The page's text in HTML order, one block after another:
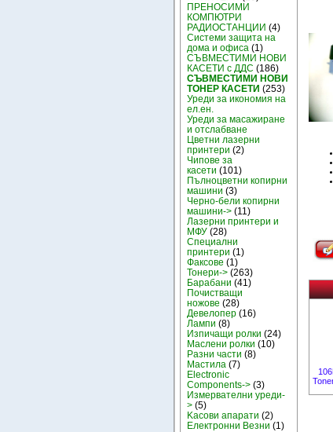
ПРЕНОСИМИ
КОМПЮТРИ
РАДИОСТАНЦИИ (4)
Системи защита на
дома и офиса (1)
СЪВМЕСТИМИ НОВИ
КАСЕТИ с ДДС (186)
СЪВМЕСТИМИ НОВИ
ТОНЕР КАСЕТИ (253)
Уреди за икономия на
ел.ен.
Уреди за масажиране
и отслабване
Цветни лазерни
принтери (2)
Чипове за
касети (101)
Пълноцветни копирни
машини (3)
Черно-бели копирни
машини-> (11)
Лазерни принтери и
МФУ (28)
Специални
принтери (1)
Факсове (1)
Тонери-> (263)
Барабани (41)
Почистващи
ножове (28)
Девелопер (16)
Лампи (8)
Изпичащи ролки (24)
Маслени ролки (10)
Разни части (8)
Мастила (7)
Electronic
Components-> (3)
Измервателни уреди-
> (5)
Kасови апарати (2)
Електронни Везни (1)